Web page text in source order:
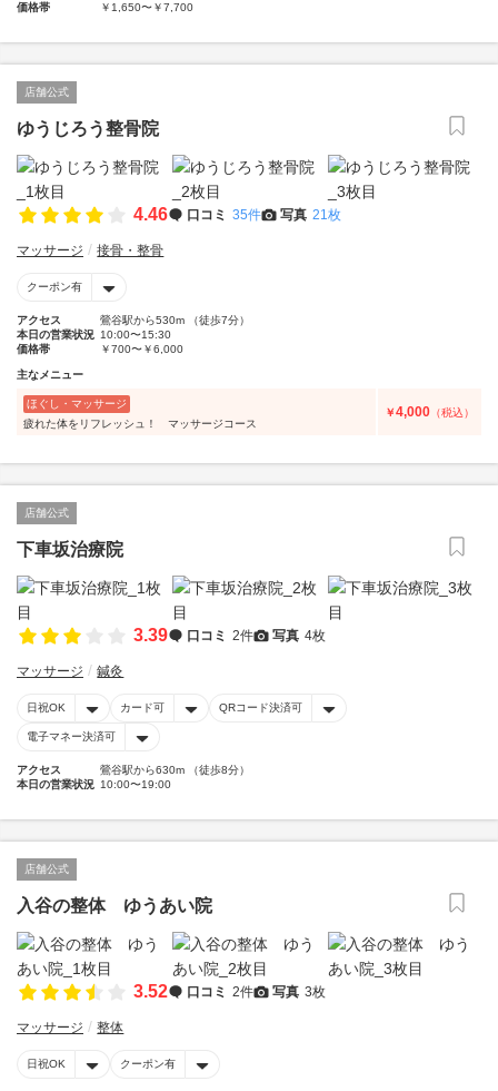
価格帯
￥1,650〜￥7,700
店舗公式
ゆうじろう整骨院
4.46 口コミ 35件 写真 21枚
マッサージ 接骨・整骨
クーポン有
アクセス
鶯谷駅から530m （徒歩7分）
本日の営業状況 10:00〜15:30
価格帯
￥700〜￥6,000
主なメニュー
ほぐし・マッサージ
疲れた体をリフレッシュ！ マッサージコース
￥4,000 （税込）
店舗公式
下車坂治療院
3.39 口コミ 2件 写真 4枚
マッサージ 鍼灸
日祝OK カード可 QRコード決済可
電子マネー決済可
アクセス
鶯谷駅から630m （徒歩8分）
本日の営業状況 10:00〜19:00
店舗公式
入谷の整体 ゆうあい院
3.52 口コミ 2件 写真 3枚
マッサージ 整体
日祝OK クーポン有